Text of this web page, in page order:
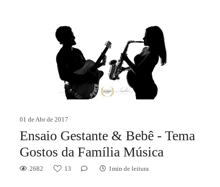
01 de Abr de 2017
Ensaio Gestante & Bebê - Tema
Gostos da Família Música
2682 13 1min de leitura